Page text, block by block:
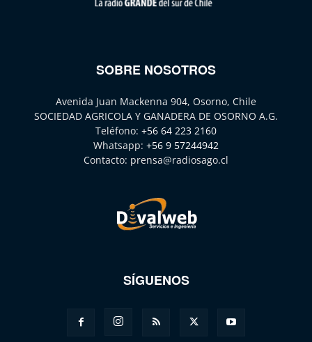
SOBRE NOSOTROS
Avenida Juan Mackenna 904, Osorno, Chile
SOCIEDAD AGRICOLA Y GANADERA DE OSORNO A.G.
Teléfono: +56 64 223 2160
Whatsapp: +56 9 57244942
Contacto: prensa@radiosago.cl
SÍGUENOS